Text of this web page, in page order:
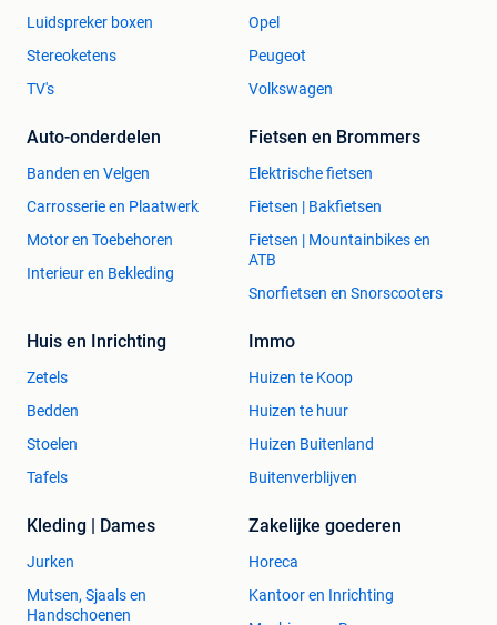
Luidspreker boxen
Stereoketens
TV's
Opel
Peugeot
Volkswagen
Auto-onderdelen
Banden en Velgen
Carrosserie en Plaatwerk
Motor en Toebehoren
Interieur en Bekleding
Fietsen en Brommers
Elektrische fietsen
Fietsen | Bakfietsen
Fietsen | Mountainbikes en
ATB
Snorfietsen en Snorscooters
Huis en Inrichting
Zetels
Bedden
Stoelen
Tafels
Immo
Huizen te Koop
Huizen te huur
Huizen Buitenland
Buitenverblijven
Kleding | Dames
Jurken
Mutsen, Sjaals en
Handschoenen
Zakelijke goederen
Horeca
Kantoor en Inrichting